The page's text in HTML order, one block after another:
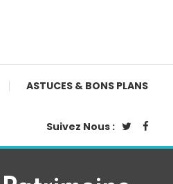
ASTUCES & BONS PLANS
Suivez Nous :